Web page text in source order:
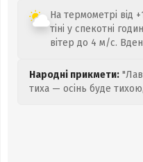
На термометрі від
тіні у спекотні
вітер до 4 м/с.
Народні прикмети:
тиха — осінь буде